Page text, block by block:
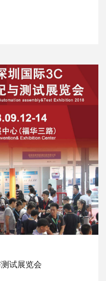
试展览会